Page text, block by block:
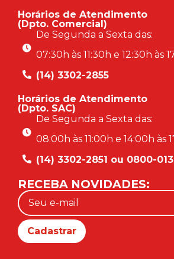
Horários de Atendimento
(Dpto. Comercial)
De Segunda a Sexta das:
07:30h às 11:30h e 12:30h às
(14) 3302-2855
Horários de Atendimento
(Dpto. SAC)
De Segunda a Sexta das:
08:00h às 11:00h e 14:00h às
(14) 3302-2851 ou 0800-
RECEBA NOVIDADES: